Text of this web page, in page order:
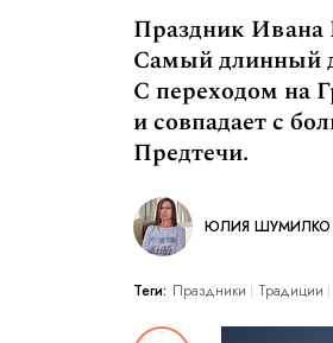
Праздник Ивана
Самый длинный
С переходом на
и совпадает с
Предтечи.
ЮЛИЯ ШУМИЛКО
Теги: Праздники Традиции